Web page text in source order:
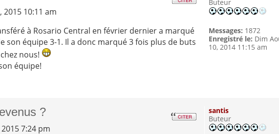
2015 10:11 am
à Rosario Central en février dernier a marqué
son équipe 3-1. Il a donc marqué 3 fois plus de buts
nous!
équipe!
Buteur
Messages: 1872
Enregistré le: Dim
10, 2014 11:15 am
?
7:24 pm
santis
Buteur